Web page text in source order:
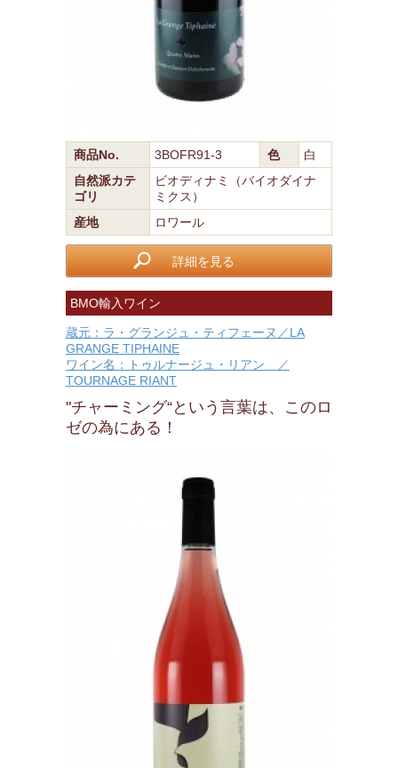
商品No. 3BOFR91-3 色
白
自然派カテ
ゴリ
ビオディナミ（バイオダイナ
ミクス）
産地
ロワール
詳細を見る
BMO輸入ワイン
蔵元：ラ・グランジュ・ティフェーヌ／LA
GRANGE TIPHAINE
ワイン名：トゥルナージュ・リアン ／
TOURNAGE RIANT
"チャーミング“という言葉は、このロ
ゼの為にある！